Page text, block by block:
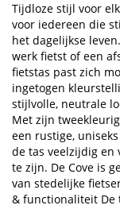
Tijdloze stijl voor
voor iedereen die
het dagelijkse
werk fietst of een
fietstas past zich
ingetogen
stijlvolle, neutrale
Met zijn
een rustige,
de tas veelzijdig en
te zijn. De Cove is
van stedelijke
& functionaliteit De